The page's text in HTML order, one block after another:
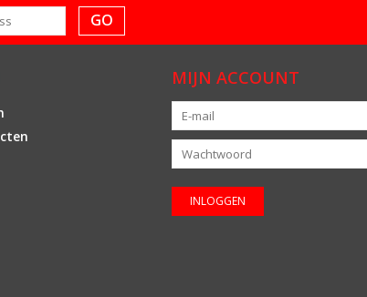
GO
MIJN ACCOUNT